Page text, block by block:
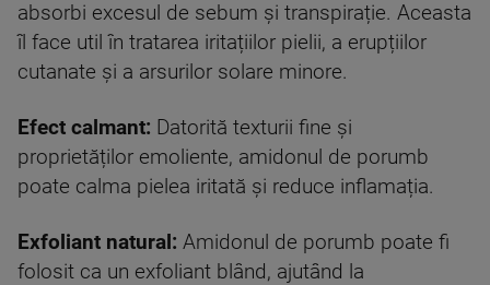
absorbi excesul de sebum și transpirație. Aceasta
îl face util în tratarea iritațiilor pielii, a erupțiilor
cutanate și a arsurilor solare minore.
Efect calmant: Datorită texturii fine și
proprietăților emoliente, amidonul de porumb
poate calma pielea iritată și reduce inflamația.
Exfoliant natural: Amidonul de porumb poate fi
folosit ca un exfoliant blând, ajutând la